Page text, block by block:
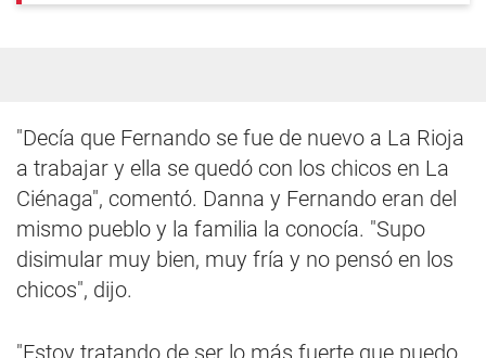
"Decía que Fernando se fue de nuevo a La Rioja
a trabajar y ella se quedó con los chicos en La
Ciénaga", comentó. Danna y Fernando eran del
mismo pueblo y la familia la conocía. "Supo
disimular muy bien, muy fría y no pensó en los
chicos", dijo.